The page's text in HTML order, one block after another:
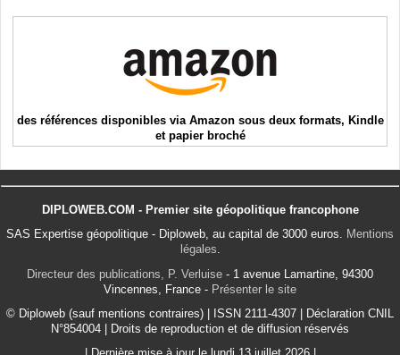
des références disponibles via Amazon sous deux formats, Kindle
et papier broché
DIPLOWEB.COM - Premier site géopolitique francophone
SAS Expertise géopolitique - Diploweb, au capital de 3000 euros. Mentions
légales.
Directeur des publications, P. Verluise - 1 avenue Lamartine, 94300
Vincennes, France - Présenter le site
© Diploweb (sauf mentions contraires) | ISSN 2111-4307 | Déclaration CNIL
N°854004 | Droits de reproduction et de diffusion réservés